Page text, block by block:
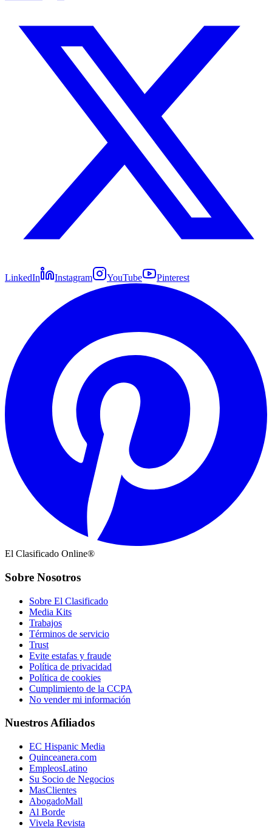
LinkedIn Instagram YouTube Pinterest
El Clasificado Online®
Sobre Nosotros
Sobre El Clasificado
Media Kits
Trabajos
Términos de servicio
Trust
Evite estafas y fraude
Política de privacidad
Política de cookies
Cumplimiento de la CCPA
No vender mi información
Nuestros Afiliados
EC Hispanic Media
Quinceanera.com
EmpleosLatino
Su Socio de Negocios
MasClientes
AbogadoMall
Al Borde
Vivela Revista